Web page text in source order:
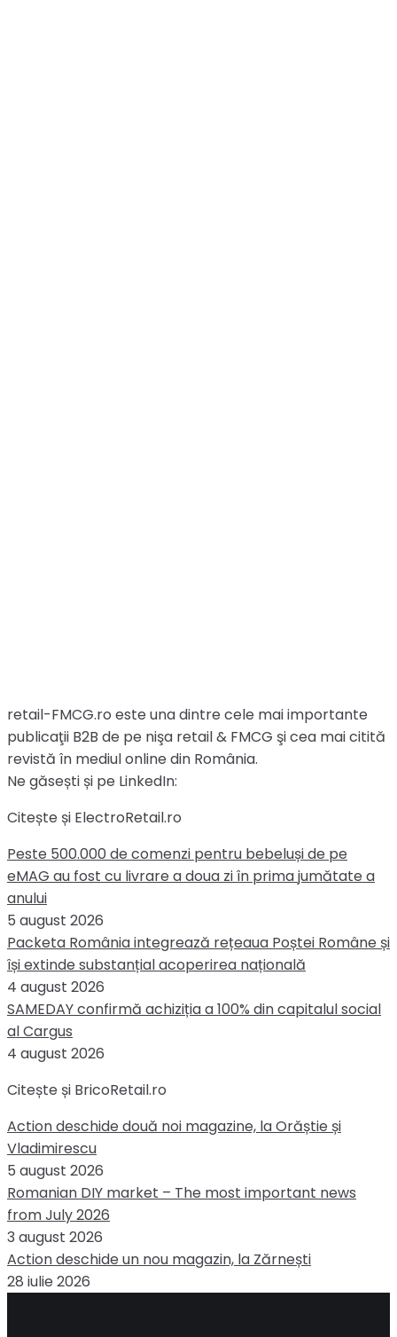
retail-FMCG.ro este una dintre cele mai importante
publicaţii B2B de pe nişa retail & FMCG şi cea mai citită
revistă în mediul online din România.
Ne găsești și pe LinkedIn:
Citește și ElectroRetail.ro
Peste 500.000 de comenzi pentru bebeluși de pe
eMAG au fost cu livrare a doua zi în prima jumătate a
anului
5 august 2026
Packeta România integrează rețeaua Poștei Române și
își extinde substanțial acoperirea națională
4 august 2026
SAMEDAY confirmă achiziția a 100% din capitalul social
al Cargus
4 august 2026
Citește și BricoRetail.ro
Action deschide două noi magazine, la Orăștie și
Vladimirescu
5 august 2026
Romanian DIY market – The most important news
from July 2026
3 august 2026
Action deschide un nou magazin, la Zărnești
28 iulie 2026